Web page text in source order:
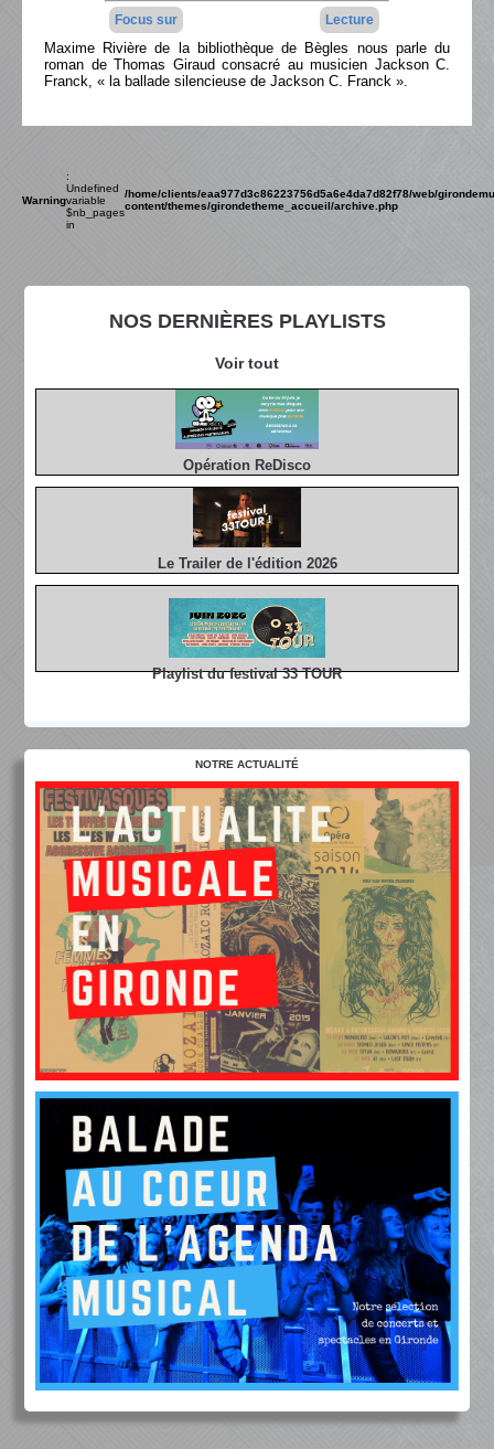
NOS DERNIÈRES PLAYLISTS
Voir tout
Opération ReDisco
Le Trailer de l'édition 2026
Playlist du festival 33 TOUR
Focus sur Lecture
Maxime Rivière de la bibliothèque de Bègles nous parle du
roman de Thomas Giraud consacré au musicien Jackson C.
Franck, « la ballade silencieuse de Jackson C. Franck ».
Warning
:
Undefined
variable
$nb_pages
in
/home/clients/eaa977d3c86223756d5a6e4da7d82f78/web/
content/themes/girondetheme_accueil/archive.php
NOTRE ACTUALITÉ